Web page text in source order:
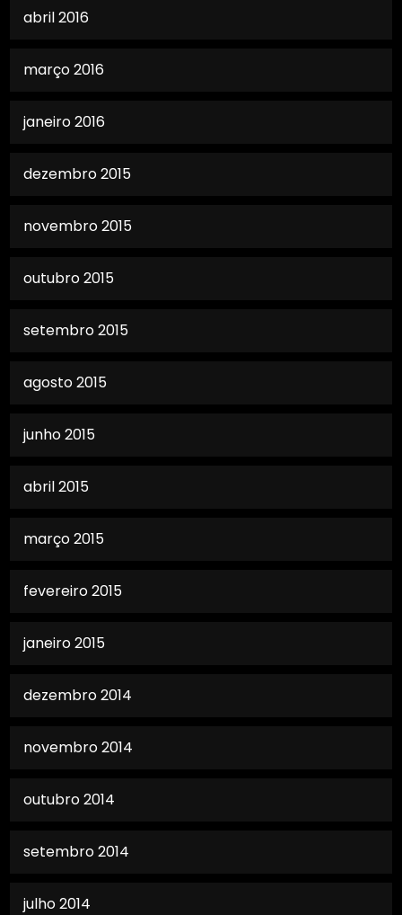
abril 2016
março 2016
janeiro 2016
dezembro 2015
novembro 2015
outubro 2015
setembro 2015
agosto 2015
junho 2015
abril 2015
março 2015
fevereiro 2015
janeiro 2015
dezembro 2014
novembro 2014
outubro 2014
setembro 2014
julho 2014